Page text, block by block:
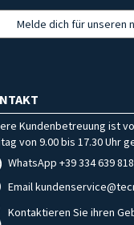
Melde dich für unseren
Kundenbetreuung ist
von 9.00 bis 17.30 Uhr
WhatsApp +39 334 639
Email
Kontaktieren Sie ihren